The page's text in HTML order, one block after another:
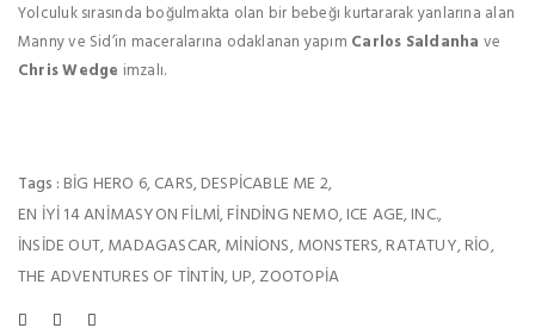
Yolculuk sırasında boğulmakta olan bir bebeğı kurtararak yanlarına alan
Manny ve Sid’in maceralarına odaklanan yapım Carlos Saldanha ve
Chris Wedge imzalı.
Tags : BIG HERO 6,CARS,DESPICABLE ME 2,
EN İYI 14 ANIMASYON FILMI,FINDING NEMO,ICE AGE,INC.,
INSIDE OUT,MADAGASCAR,MINIONS,MONSTERS,RATATUY,RIO,
THE ADVENTURES OF TINTIN,UP,ZOOTOPIA